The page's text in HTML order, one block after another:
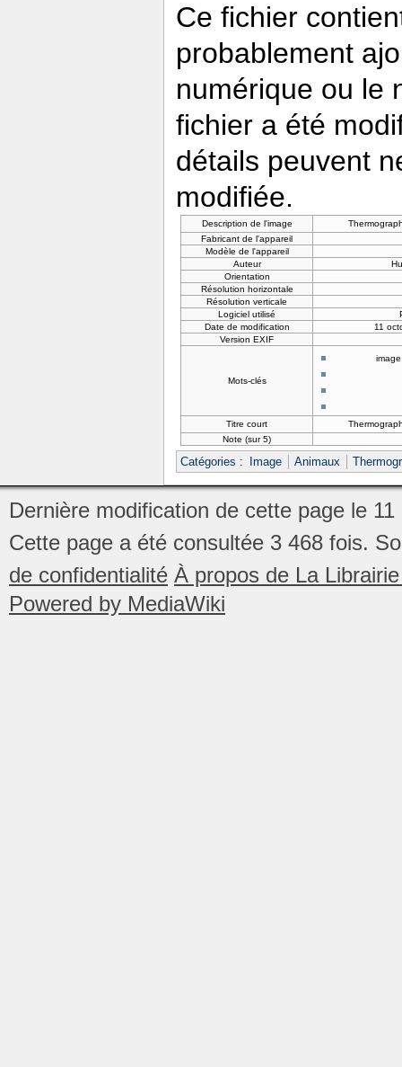
Ce fichier
probablement
numérique ou le
fichier a été
détails peuvent
modifiée.
Description de l'image
Fabricant de l'appareil
Modèle de l'appareil
Auteur
Orientation
Résolution horizontale
Résolution verticale
Logiciel utilisé
Date de modification
11
Version EXIF
Mots-clés
Titre court
Note (sur 5)
Catégories : Image Animaux
Dernière modification de cette page le
Cette page a été consultée 3 468 fois.
de confidentialité À propos de La
Powered by MediaWiki